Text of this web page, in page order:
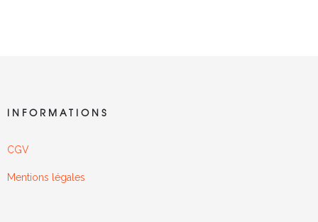
INFORMATIONS
CGV
Mentions légales